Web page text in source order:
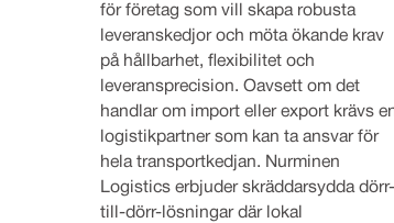
för företag som vill skapa robusta
leveranskedjor och möta ökande krav
på hållbarhet, flexibilitet och
leveransprecision. Oavsett om det
handlar om import eller export krävs
logistikpartner som kan ta ansvar för
hela transportkedjan. Nurminen
Logistics erbjuder skräddarsydda dörr-
till-dörr-lösningar där lokal